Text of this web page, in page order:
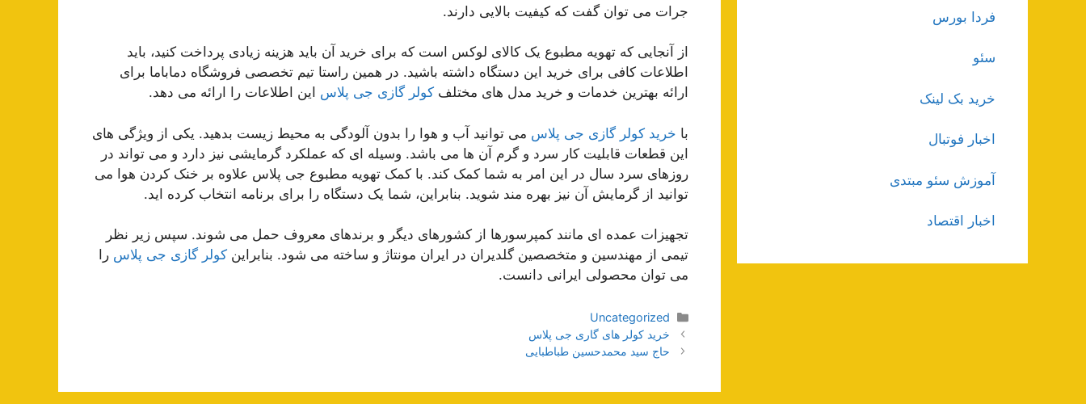
جرات می توان گفت که کیفیت بالایی دارند.
از آنجایی که تهویه مطبوع یک کالای لوکس است که برای خرید آن باید هزینه زیادی پرداخت کنید، باید
اطلاعات کافی برای خرید این دستگاه داشته باشید. در همین راستا تیم تخصصی فروشگاه دماباما برای
ارائه بهترین خدمات و خرید مدل های مختلف کولر گازی جی پلاس این اطلاعات را ارائه می دهد.
با خرید کولر گازی جی پلاس می توانید آب و هوا را بدون آلودگی به محیط زیست بدهید. یکی از ویژگی های
این قطعات قابلیت کار سرد و گرم آن ها می باشد. وسیله ای که عملکرد گرمایشی نیز دارد و می تواند در
روزهای سرد سال در این امر به شما کمک کند. با کمک تهویه مطبوع جی پلاس علاوه بر خنک کردن هوا می
توانید از گرمایش آن نیز بهره مند شوید. بنابراین، شما یک دستگاه را برای برنامه انتخاب کرده اید.
تجهیزات عمده ای مانند کمپرسورها از کشورهای دیگر و برندهای معروف حمل می شوند. سپس زیر نظر
تیمی از مهندسین و متخصصین گلدیران در ایران مونتاژ و ساخته می شود. بنابراین کولر گازی جی پلاس را
می توان محصولی ایرانی دانست.
دسته‌ها
Uncategorized
ناوبری
نوشته‌ها
خرید کولر های گاری جی پلاس
حاج سید محمدحسین طباطبایی
فردا بورس
سئو
خرید بک لینک
اخبار فوتبال
آموزش سئو مبتدی
اخبار اقتصاد